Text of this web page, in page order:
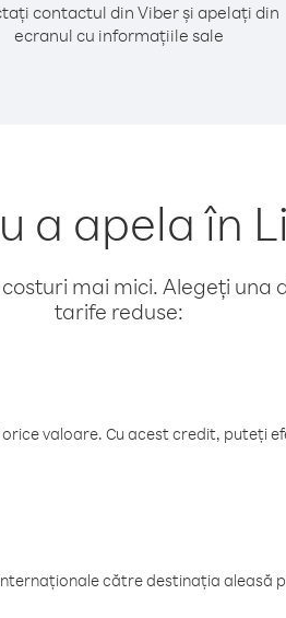
contactul din Viber și apelați din
ecranul cu informațiile sale
a apela în
mai mici. Alegeți una
tarife reduse:
valoare. Cu acest credit, puteți
către destinația aleasă